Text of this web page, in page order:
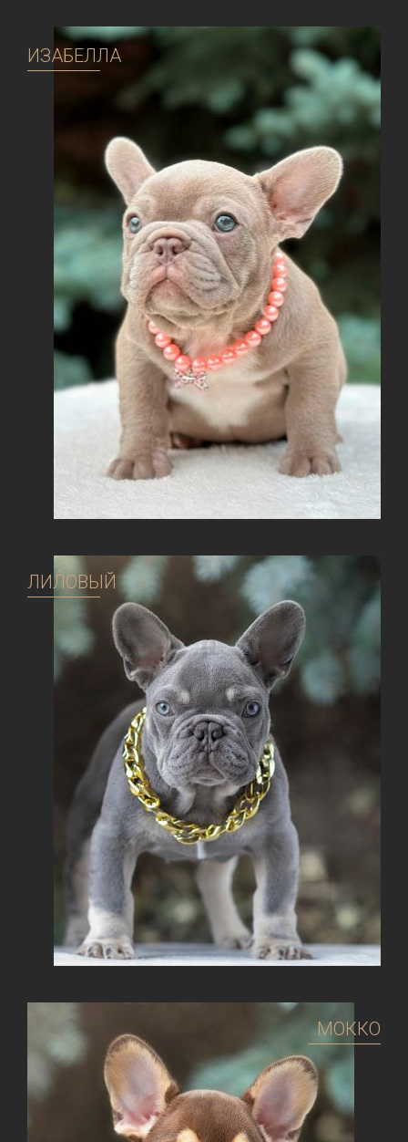
ИЗАБЕЛЛА
ЛИЛОВЫЙ
МОККО